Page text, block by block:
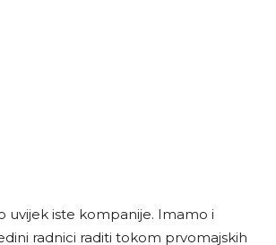
uvijek iste kompanije. Imamo i
radnici raditi tokom prvomajskih